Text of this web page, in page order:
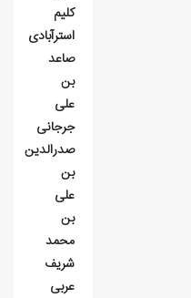
کلیم
استرآبادی
صاعد
بن
علی
جرجانی
صدرالدین
بن
علی
بن
محمد
شریف
عربی